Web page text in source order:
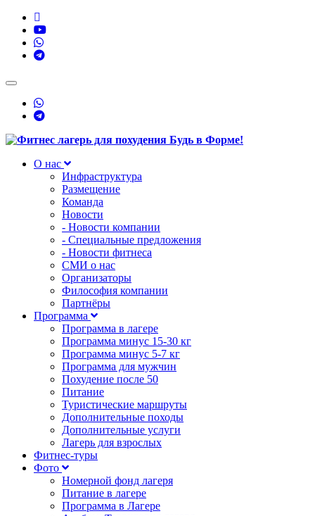
Toggle
navigation
О нас
Инфраструктура
Размещение
Команда
Новости
- Новости компании
- Специальные предложения
- Новости фитнеса
СМИ о нас
Организаторы
Философия компании
Партнёры
Программа
Программа в лагере
Программа минус 15-30 кг
Программа минус 5-7 кг
Программа для мужчин
Похудение после 50
Питание
Туристические маршруты
Дополнительные походы
Дополнительные услуги
Лагерь для взрослых
Фитнес-туры
Фото
Номерной фонд лагеря
Питание в лагере
Программа в Лагере